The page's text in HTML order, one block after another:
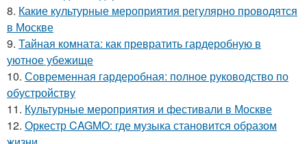
8. Какие культурные мероприятия регулярно проводятся
в Москве
9. Тайная комната: как превратить гардеробную в
уютное убежище
10. Современная гардеробная: полное руководство по
обустройству
11. Культурные мероприятия и фестивали в Москве
12. Оркестр CAGMO: где музыка становится образом